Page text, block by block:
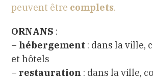
peuvent être complets.
ORNANS :
– hébergement : dans la ville,
et hôtels
– restauration : dans la ville,